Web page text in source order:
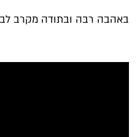
באהבה רבה ובתודה מקרב לב,